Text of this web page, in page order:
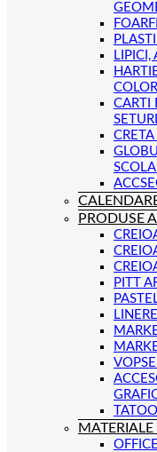
LIPICI,
CARTI
PRODUSE
PITT
OFFICE